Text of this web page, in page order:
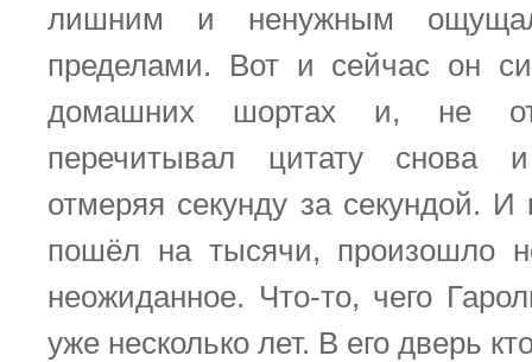
лишним и ненужным
пределами. Вот и сейчас он
домашних шортах и, не
перечитывал цитату снова
отмеряя секунду за секундой. И
пошёл на тысячи, произошло
неожиданное. Что-то, чего
уже несколько лет. В его дверь